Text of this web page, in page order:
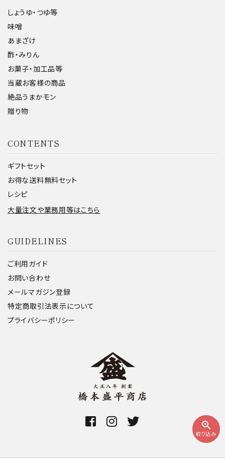
zoom_in
絞り込み
しょうゆ・つゆ等
味噌
あまざけ
酢・みりん
お菓子・加工品等
当蔵お客様の商品
絶品うまかモン
贈り物
CONTENTS
ギフトセット
お得な送料無料セット
レシピ
大量注文や業務用等はこちら
GUIDELINES
ご利用ガイド
お問い合わせ
メールマガジン登録
特定商取引法表示について
プライバシーポリシー